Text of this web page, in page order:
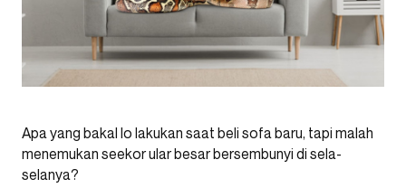
Apa yang bakal lo lakukan saat beli sofa baru, tapi malah
menemukan seekor ular besar bersembunyi di sela-
selanya?